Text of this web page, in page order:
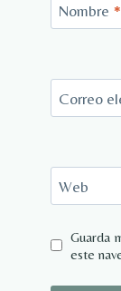
Nombre *
Correo
Web
Guarda
este